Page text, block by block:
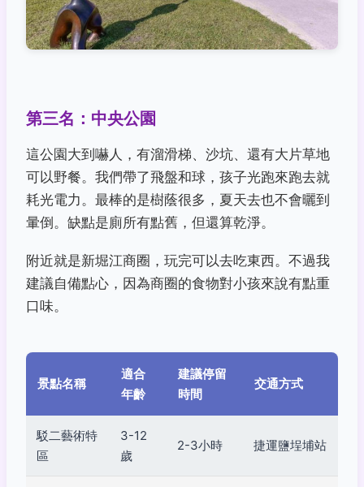
第三名：中央公園
這公園大到嚇人，有溜滑梯、沙坑、還有大片草地
可以野餐。我們帶了飛盤和球，孩子光跑來跑去就
耗光電力。最棒的是樹蔭很多，夏天去也不會曬到
暈倒。缺點是廁所有點舊，但還算乾淨。
附近就是新堀江商圈，玩完可以去吃東西。不過我
建議自備點心，因為商圈的食物對小孩來說有點重
口味。
景點名稱
適合
年齡
建議停留
時間
交通方式
駁二藝術特
區
3-12
歲
2-3小時 捷運鹽埕埔站